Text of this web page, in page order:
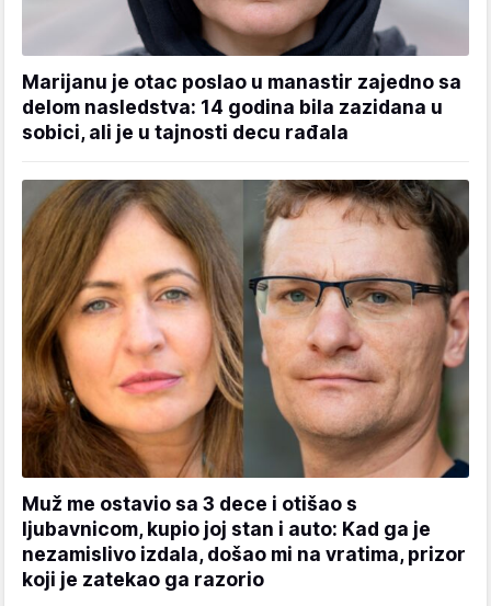
Marijanu je otac poslao u manastir zajedno sa
delom nasledstva: 14 godina bila zazidana u
sobici, ali je u tajnosti decu rađala
Muž me ostavio sa 3 dece i otišao s
ljubavnicom, kupio joj stan i auto: Kad ga je
nezamislivo izdala, došao mi na vratima, prizor
koji je zatekao ga razorio